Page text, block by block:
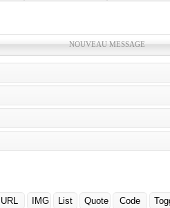
NOUVEAU MESSAGE